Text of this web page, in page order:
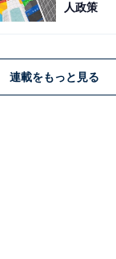
人政策
連載をもっと見る